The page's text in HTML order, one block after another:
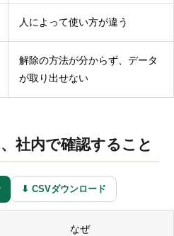
人によって使い方が違う
解除の方法が分からず、データ
が取り出せない
社内で確認すること
⬇ CSVダウンロード
なぜ